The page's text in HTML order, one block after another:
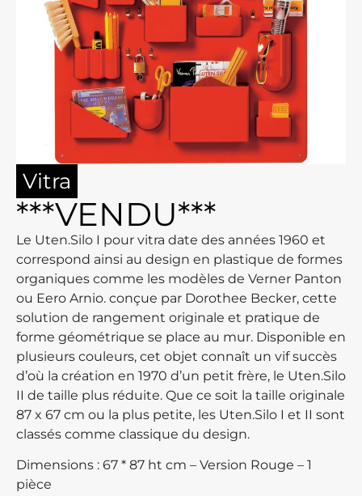
Vitra
***VENDU***
Le Uten.Silo I pour vitra date des années 1960 et
correspond ainsi au design en plastique de formes
organiques comme les modèles de Verner Panton
ou Eero Arnio. conçue par Dorothee Becker, cette
solution de rangement originale et pratique de
forme géométrique se place au mur. Disponible en
plusieurs couleurs, cet objet connaît un vif succès
d’où la création en 1970 d’un petit frère, le Uten.Silo
II de taille plus réduite. Que ce soit la taille originale
87 x 67 cm ou la plus petite, les Uten.Silo I et II sont
classés comme classique du design.
Dimensions : 67 * 87 ht cm – Version Rouge – 1
pièce